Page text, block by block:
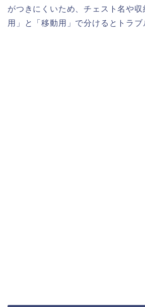
がつきにくいため、チェスト名や収
用」と「移動用」で分けるとトラブ